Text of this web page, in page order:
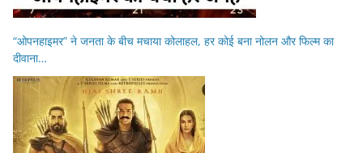
“ओपनहाइमर” ने जनता के बीच मचाया कोलाहल, हर कोई बना नोलन और फिल्म का
दीवाना…